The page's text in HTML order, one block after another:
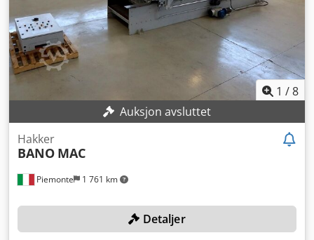
installasjon, sikring og bruk av maskinen på
bestemmelsesstedet. Ekstern referanse: 8012
1 /8
Auksjon avsluttet
Piemonte 1 761 km
Hakker
BANO MAC
Detaljer